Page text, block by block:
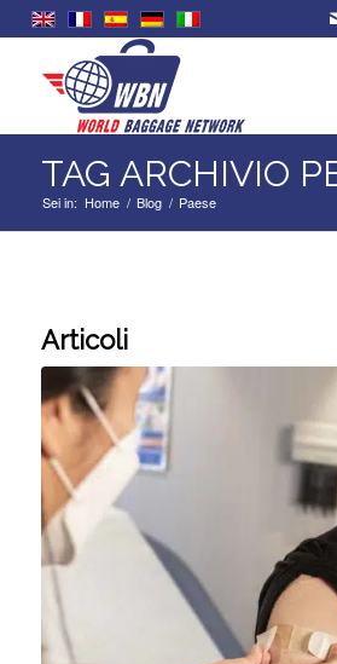
TAG ARCHIVIO
Sei in: Home / Blog / Paese
Articoli